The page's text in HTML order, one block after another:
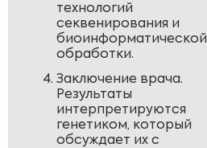
технологий
секвенирования и
биоинформатической
обработки.
Заключение врача.
Результаты
интерпретируются
генетиком, который
обсуждает их с